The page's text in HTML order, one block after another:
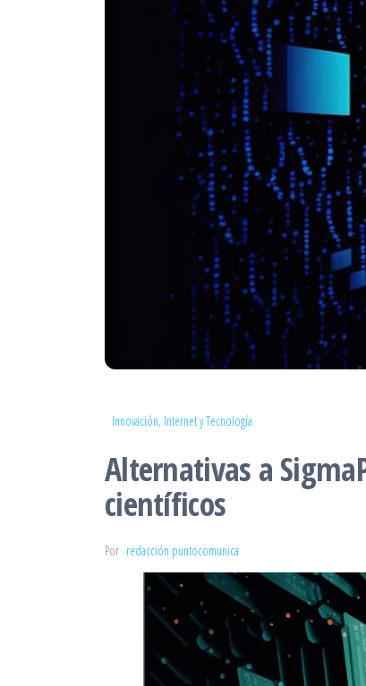
Innovación, Internet y Tecnología
Alternativas a
científicos
Por redacción puntocomunica